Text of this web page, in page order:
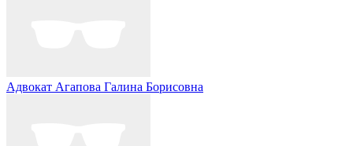
Адвокат Агапова Галина Борисовна